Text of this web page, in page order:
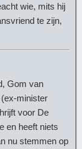
wie, mits hij
te zijn,
Gom van
minister
voor De
en heeft niets
nu stemmen op